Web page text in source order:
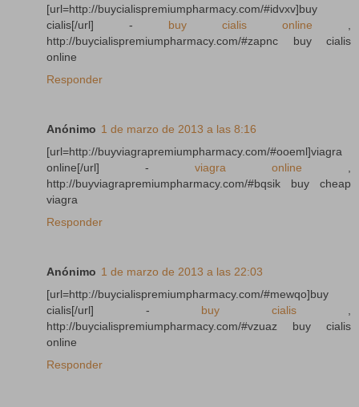
[url=http://buycialispremiumpharmacy.com/#idvxv]buy
cialis[/url] - buy cialis online
http://buycialispremiumpharmacy.com/#zapnc buy cialis
online
Responder
Anónimo 1 de marzo de 2013 a las 8:16
[url=http://buyviagrapremiumpharmacy.com/#ooeml]viagra
online[/url] - viagra online
http://buyviagrapremiumpharmacy.com/#bqsik buy cheap
viagra
Responder
Anónimo 1 de marzo de 2013 a las 22:03
[url=http://buycialispremiumpharmacy.com/#mewqo]buy
cialis[/url] - buy cialis,
http://buycialispremiumpharmacy.com/#vzuaz buy cialis
online
Responder